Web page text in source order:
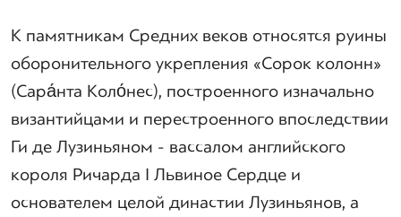
К памятникам Средних веков относятся руины
оборонительного укрепления «Сорок колонн»
(Сара́нта Коло́нес), построенного изначально
византийцами и перестроенного впоследствии
Ги де Лузиньяном - вассалом английского
короля Ричарда I Львиное Сердце и
основателем целой династии Лузиньянов, а